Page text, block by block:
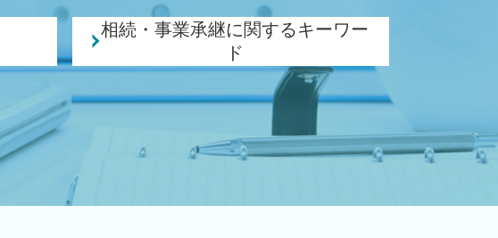
相続・事業承継に関するキーワー
ド
事業承継 相続
相続時精算課税 申告
事業承継 相続税
事業承継 節税